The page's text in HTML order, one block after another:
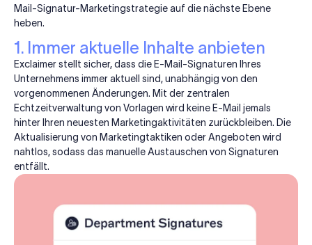
Mail-Signatur-Marketingstrategie auf die nächste Ebene
heben.
1. Immer aktuelle Inhalte anbieten
Exclaimer stellt sicher, dass die E-Mail-Signaturen Ihres
Unternehmens immer aktuell sind, unabhängig von den
vorgenommenen Änderungen. Mit der zentralen
Echtzeitverwaltung von Vorlagen wird keine E-Mail jemals
hinter Ihren neuesten Marketingaktivitäten zurückbleiben. Die
Aktualisierung von Marketingtaktiken oder Angeboten wird
nahtlos, sodass das manuelle Austauschen von Signaturen
entfällt.